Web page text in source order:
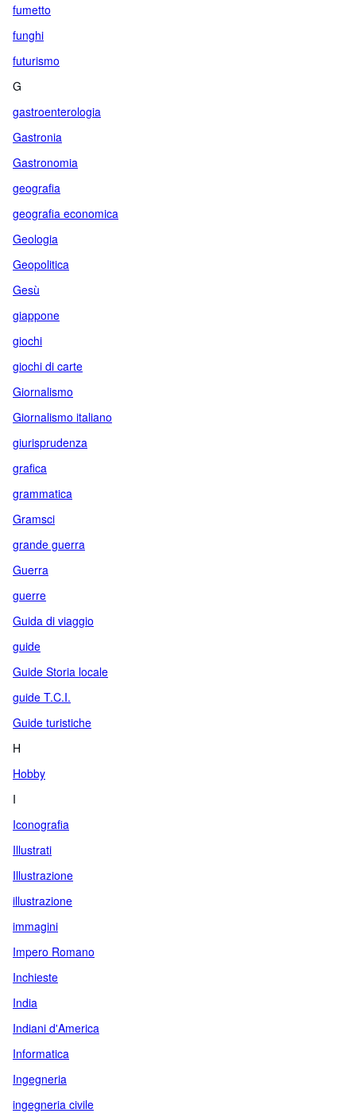
fumetto
funghi
futurismo
G
gastroenterologia
Gastronia
Gastronomia
geografia
geografia economica
Geologia
Geopolitica
Gesù
giappone
giochi
giochi di carte
Giornalismo
Giornalismo italiano
giurisprudenza
grafica
grammatica
Gramsci
grande guerra
Guerra
guerre
Guida di viaggio
guide
Guide Storia locale
guide T.C.I.
Guide turistiche
H
Hobby
I
Iconografia
Illustrati
Illustrazione
illustrazione
immagini
Impero Romano
Inchieste
India
Indiani d'America
Informatica
Ingegneria
ingegneria civile